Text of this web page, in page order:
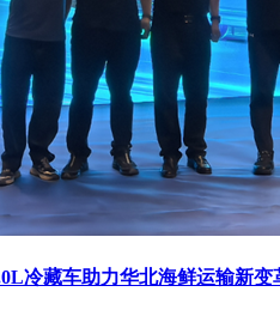
冷藏车助力华北海鲜运输新